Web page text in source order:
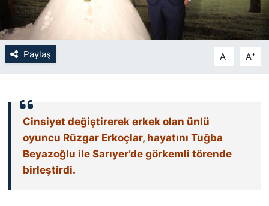
Paylaş A- A+
Cinsiyet değiştirerek erkek olan ünlü
oyuncu Rüzgar Erkoçlar, hayatını Tuğba
Beyazoğlu ile Sarıyer’de görkemli törende
birleştirdi.
SARIYER İMAR BARIŞI
SEKTÖR
SON DAKİKA HABERİ
SPOR
TEKNOLOJİ